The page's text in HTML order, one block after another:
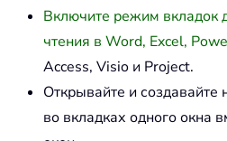
Включите режим вкладок
чтения в Word, Excel,
Access, Visio и Project.
Открывайте и создавайте
во вкладках одного окна